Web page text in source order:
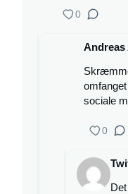
0
Andreas
sociale
0